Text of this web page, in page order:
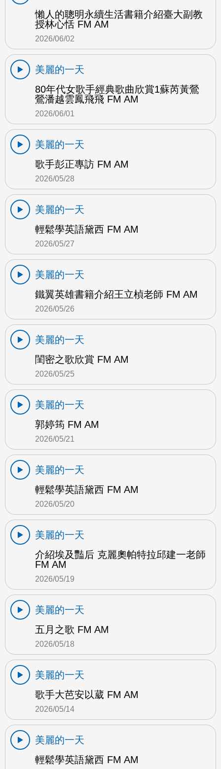
懶人的聰明永續生活書籍介紹臺大副教
授林心恬 FM AM
2026/06/02
美麗的一天
80年代女歌手經典歌曲欣賞1蘇芮黃鶯
鶯潘越雲鳳飛飛 FM AM
2026/06/01
美麗的一天
歌手彭正專訪 FM AM
2026/05/28
美麗的一天
輕鬆學英語黛西 FM AM
2026/05/27
美麗的一天
鐵翼英雄書籍介紹王立楨老師 FM AM
2026/05/26
美麗的一天
閨密之歌欣賞 FM AM
2026/05/25
美麗的一天
郭婷筠 FM AM
2026/05/21
美麗的一天
輕鬆學英語黛西 FM AM
2026/05/20
美麗的一天
介紹埃及豔后 克麗奧帕特拉邱建一老師
FM AM
2026/05/19
美麗的一天
五月之歌 FM AM
2026/05/18
美麗的一天
歌手大芭安以葳 FM AM
2026/05/14
美麗的一天
輕鬆學英語黛西 FM AM